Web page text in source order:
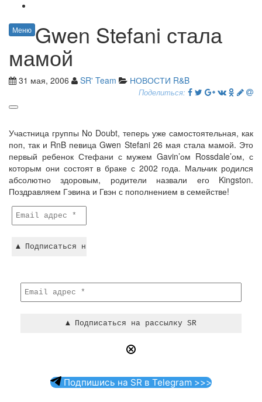
Меню Gwen Stefani стала
мамой
31 мая, 2006 SR' Team НОВОСТИ R&B
Поделиться:
Участница группы No Doubt, теперь уже самостоятельная, как
поп, так и RnB певица Gwen Stefani 26 мая стала мамой. Это
первый ребенок Стефани с мужем Gavin’ом Rossdale’ом, с
которым они состоят в браке с 2002 года. Мальчик родился
абсолютно здоровым, родители назвали его Kingston.
Поздравляем Гэвина и Гвэн с пополнением в семействе!
Подпишись на SR в Telegram >>>